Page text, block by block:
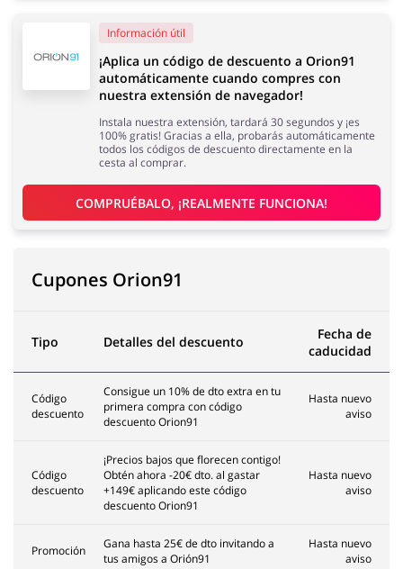
Información útil
¡Aplica un código de descuento a Orion91
automáticamente cuando compres con
nuestra extensión de navegador!
Instala nuestra extensión, tardará 30 segundos y ¡es
100% gratis! Gracias a ella, probarás automáticamente
todos los códigos de descuento directamente en la
cesta al comprar.
COMPRUÉBALO, ¡REALMENTE FUNCIONA!
Cupones Orion91
Tipo Detalles del descuento
Fecha de
caducidad
Código
descuento
Consigue un 10% de dto extra en tu
primera compra con código
descuento Orion91
Hasta nuevo
aviso
Código
descuento
¡Precios bajos que florecen contigo!
Obtén ahora -20€ dto. al gastar
+149€ aplicando este código
descuento Orion91
Hasta nuevo
aviso
Promoción
Gana hasta 25€ de dto invitando a
tus amigos a Orión91
Hasta nuevo
aviso